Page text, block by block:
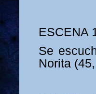
ESCENA
Se
Norita